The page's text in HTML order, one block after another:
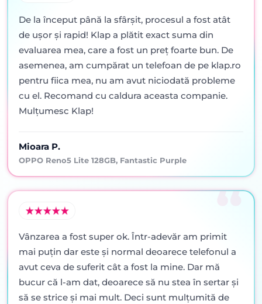
De la început până la sfârșit, procesul a fost atât
de ușor și rapid! Klap a plătit exact suma din
evaluarea mea, care a fost un preț foarte bun. De
asemenea, am cumpărat un telefoan de pe klap.ro
pentru fiica mea, nu am avut niciodată probleme
cu el. Recomand cu caldura aceasta companie.
Mulțumesc Klap!
Mioara P.
OPPO Reno5 Lite 128GB, Fantastic Purple
Vânzarea a fost super ok. Într-adevăr am primit
mai puţin dar este şi normal deoarece telefonul a
avut ceva de suferit cât a fost la mine. Dar mă
bucur că l-am dat, deoarece să nu stea în sertar şi
să se strice şi mai mult. Deci sunt mulţumită de